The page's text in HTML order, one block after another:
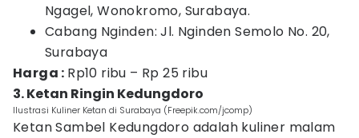
Ngagel, Wonokromo, Surabaya.
Cabang Nginden: Jl. Nginden Semolo No. 20,
Surabaya
Harga : Rp10 ribu – Rp 25 ribu
3. Ketan Ringin Kedungdoro
Ilustrasi Kuliner Ketan di Surabaya (Freepik.com/jcomp)
Ketan Sambel Kedungdoro adalah kuliner malam